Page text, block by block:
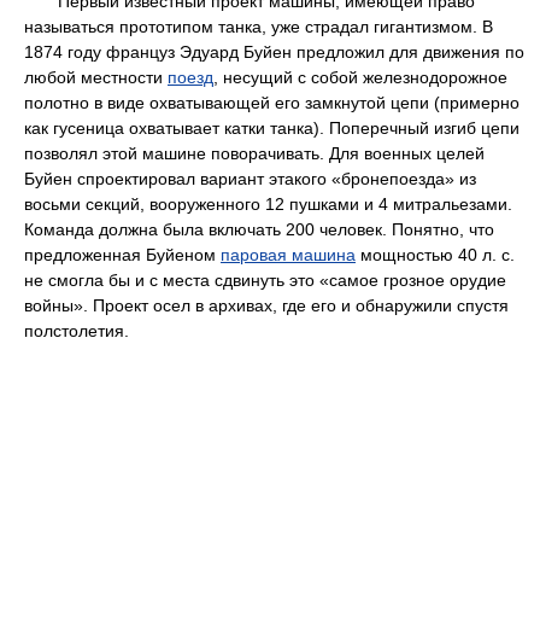
называться прототипом танка, уже страдал гигантизмом. В
1874 году француз Эдуард Буйен предложил для движения по
любой местности поезд , несущий с собой железнодорожное
полотно в виде охватывающей его замкнутой цепи (примерно
как гусеница охватывает катки танка). Поперечный изгиб цепи
позволял этой машине поворачивать. Для военных целей
Буйен спроектировал вариант этакого «бронепоезда» из
восьми секций, вооруженного 12 пушками и 4 митральезами.
Команда должна была включать 200 человек. Понятно, что
предложенная Буйеном паровая машина мощностью 40 л. с.
не смогла бы и с места сдвинуть это «самое грозное орудие
войны». Проект осел в архивах, где его и обнаружили спустя
полстолетия.